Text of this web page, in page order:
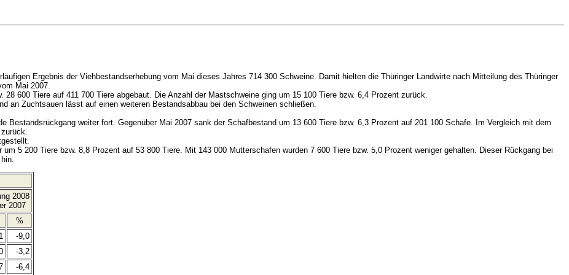
Ergebnis der Viehbestandserhebung vom Mai dieses Jahres 714 300 Schweine. Damit hielten die Thüringer Landwirte nach Mitteilung des Thüringer
Mai 2007.
600 Tiere auf 411 700 Tiere abgebaut. Die Anzahl der Mastschweine ging um 15 100 Tiere bzw. 6,4 Prozent zurück.
an Zuchtsauen lässt auf einen weiteren Bestandsabbau bei den Schweinen schließen.
Bestandsrückgang weiter fort. Gegenüber Mai 2007 sank der Schafbestand um 13 600 Tiere bzw. 6,3 Prozent auf 201 100 Schafe. Im Vergleich mit dem
5 200 Tiere bzw. 8,8 Prozent auf 53 800 Tiere. Mit 143 000 Mutterschafen wurden 7 600 Tiere bzw. 5,0 Prozent weniger gehalten. Dieser Rückgang bei
2008
2007
%
-9,0
-3,2
-6,4